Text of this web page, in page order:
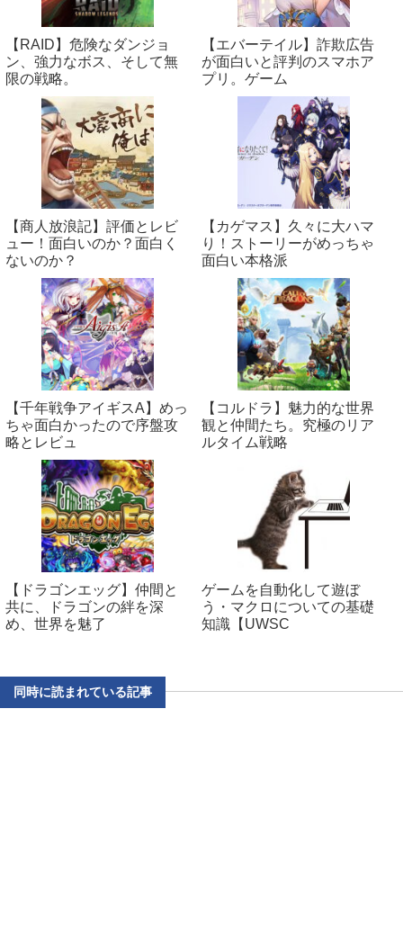
【RAID】危険なダンジョ
ン、強力なボス、そして無
限の戦略。
【エバーテイル】詐欺広告
が面白いと評判のスマホア
プリ。ゲーム
【商人放浪‪記】評価とレビ
ュー！面白いのか？面白く
ないのか？
【カゲマス】久々に大ハマ
り！ストーリーがめっちゃ
面白い本格派
【千年戦争アイギスA】めっ
ちゃ面白かったので序盤攻
略とレビュ
【コルドラ】魅力的な世界
観と仲間たち。究極のリア
ルタイム戦略
【ドラゴンエッグ】仲間と
共に、ドラゴンの絆を深
め、世界を魅了
ゲームを自動化して遊ぼ
う・マクロについての基礎
知識【UWSC
同時に読まれている記事